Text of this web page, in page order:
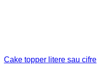
Cake topper litere sau cifre